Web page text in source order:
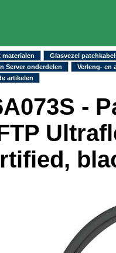
materialen
Glasvezel
Server onderdelen
Verleng- en
artikelen
-